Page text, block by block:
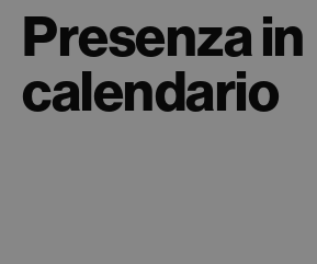
Presenza in
calendario